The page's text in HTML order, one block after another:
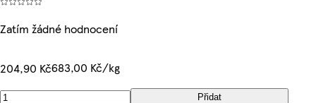
Zatím žádné hodnocení
204,90 Kč683,00 Kč/kg
Přidat